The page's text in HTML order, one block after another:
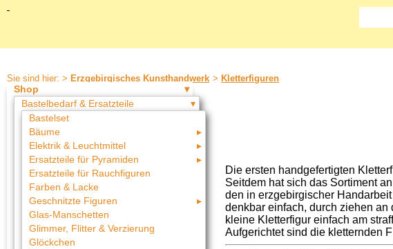
Sie sind hier: > Erzgebirgisches Kunsthandwerk > Kletterfiguren
Shop
Bastelbedarf & Ersatzteile
Bastelset
Bäume
Elektrik & Leuchtmittel
Ersatzteile für Pyramiden
Ersatzteile für Rauchfiguren
Farben & Lacke
Geschnitzte Figuren
Glas-Manschetten
Glimmer, Flitter & Verzierung
Glöckchen
Die ersten handgefertigten
Seitdem hat sich das Sortiment
den in erzgebirgischer
denkbar einfach, durch ziehen
kleine Kletterfigur einfach am
Aufgerichtet sind die kletternden